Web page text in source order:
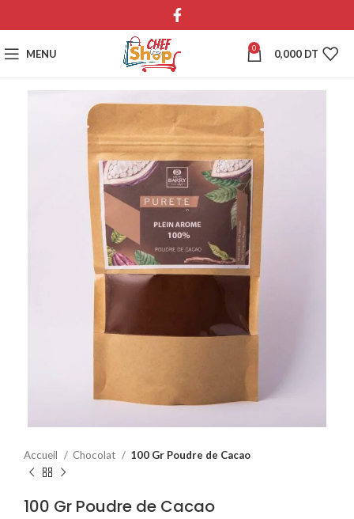
MENU 0 0,000 DT
Accueil Chocolat 100 Gr Poudre de Cacao
100 Gr Poudre de Cacao